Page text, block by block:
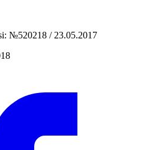
: №520218 / 23.05.2017